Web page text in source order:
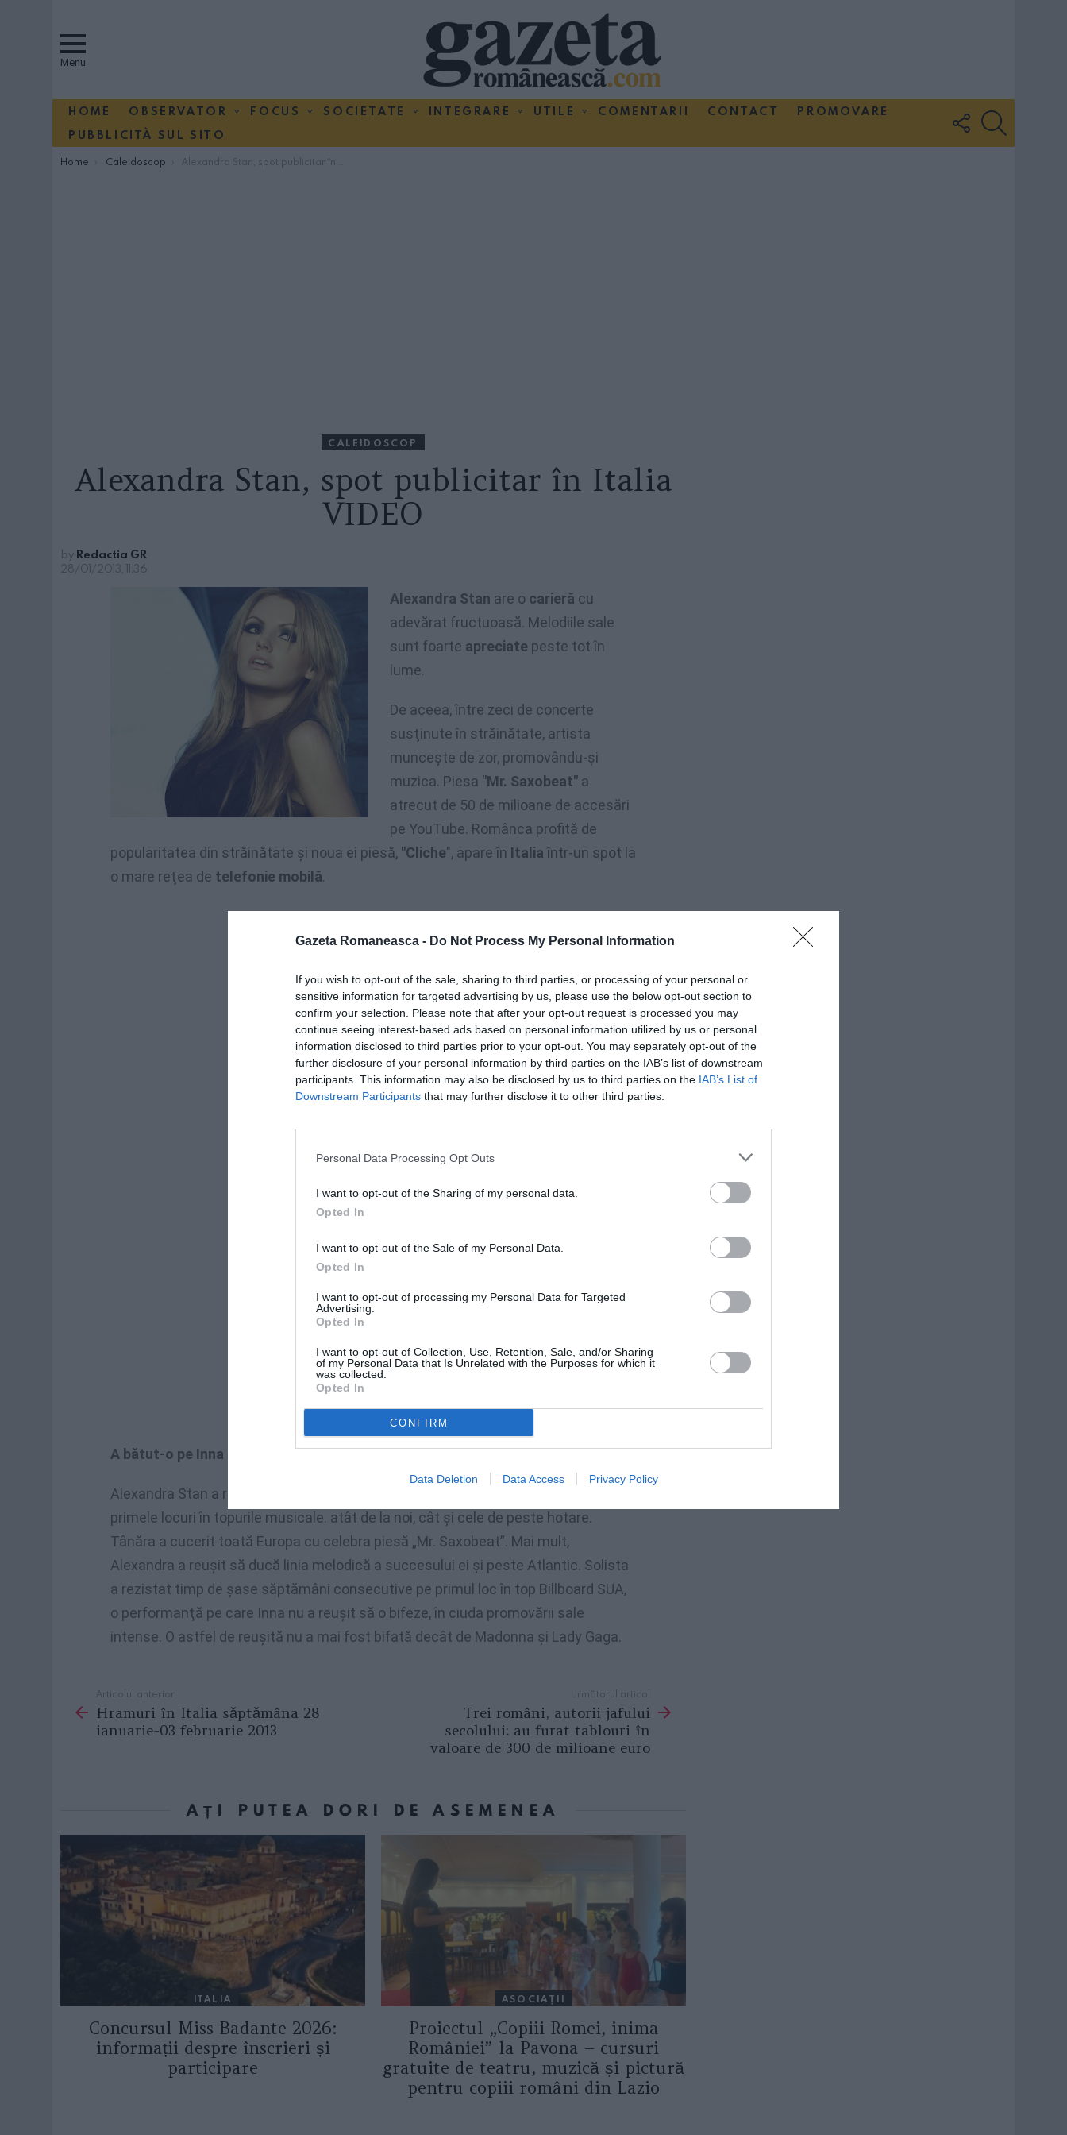
Gazeta Romaneasca - Do Not Process My Personal Information
If you wish to opt-out of the sale, sharing to third parties, or processing of your personal or
sensitive information for targeted advertising by us, please use the below opt-out section to
confirm your selection. Please note that after your opt-out request is processed you may
continue seeing interest-based ads based on personal information utilized by us or personal
information disclosed to third parties prior to your opt-out. You may separately opt-out of the
further disclosure of your personal information by third parties on the IAB’s list of downstream
participants. This information may also be disclosed by us to third parties on the IAB’s List of
Downstream Participants that may further disclose it to other third parties.
Personal Data Processing Opt Outs
I want to opt-out of the Sharing of my personal data.
Opted In
I want to opt-out of the Sale of my Personal Data.
Opted In
I want to opt-out of processing my Personal Data for Targeted
Advertising.
Opted In
I want to opt-out of Collection, Use, Retention, Sale, and/or Sharing
of my Personal Data that Is Unrelated with the Purposes for which it
was collected.
Opted In
CONFIRM
Data Deletion Data Access Privacy Policy
Menu
HOME OBSERVATOR FOCUS SOCIETATE INTEGRARE UTILE COMENTARII CONTACT
PROMOVARE
PUBBLICITÀ SUL SITO
FOLLOW
US
You are here:
Home Caleidoscop Alexandra Stan, spot publicitar în Italia VIDEO
CALEIDOSCOP
Alexandra Stan, spot publicitar în Italia
VIDEO
by Redactia GR
28/01/2013, 11:36
Alexandra Stan are o carieră cu
adevărat fructuoasă. Melodiile sale
sunt foarte apreciate peste tot în
lume.
De aceea, între zeci de concerte
susţinute în străinătate, artista
munceşte de zor, promovându-şi
muzica. Piesa "Mr. Saxobeat" a
atrecut de 50 de milioane de accesări
pe YouTube. Românca profită de
popularitatea din străinătate şi noua ei piesă, "Cliche", apare în Italia într-un spot la
o mare reţea de telefonie mobilă.
A bătut-o pe Inna la popularitate
Alexandra Stan a reuşit să depăşească succesul Innei în timp record, ocupând
primele locuri în topurile musicale. atât de la noi, cât şi cele de peste hotare.
Tânăra a cucerit toată Europa cu celebra piesă „Mr. Saxobeat”. Mai mult,
Alexandra a reuşit să ducă linia melodică a succesului ei şi peste Atlantic. Solista
a rezistat timp de şase săptămâni consecutive pe primul loc în top Billboard SUA,
o performanţă pe care Inna nu a reuşit să o bifeze, în ciuda promovării sale
intense. O astfel de reuşită nu a mai fost bifată decât de Madonna şi Lady Gaga.
more
Articolul anterior
Hramuri în Italia săptămâna 28
ianuarie-03 februarie 2013
Următorul articol
Trei români, autorii jafului
secolului: au furat tablouri în
valoare de 300 de milioane euro
AȚI PUTEA DORI DE ASEMENEA
ITALIA
Concursul Miss Badante 2026:
informații despre înscrieri și
participare
ASOCIAŢII
Proiectul „Copiii Romei, inima
României” la Pavona – cursuri
gratuite de teatru, muzică și pictură
pentru copiii români din Lazio